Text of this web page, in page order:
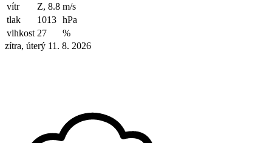
vítr
Z, 8.8 m/s
tlak
1013 hPa
vlhkost 27
%
zítra, úterý 11. 8. 2026